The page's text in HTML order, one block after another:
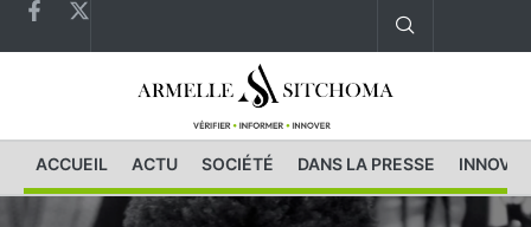
ACCUEIL ACTU SOCIÉTÉ DANS LA PRESSE